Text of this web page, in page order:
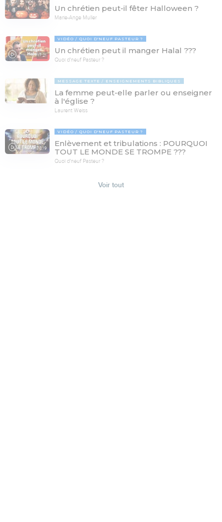
Un chrétien peut-il fêter Halloween ?
Marie-Ange Muller
17:21
VIDÉO QUOI D'NEUF PASTEUR ?
Un chrétien peut il manger Halal ???
Quoi d'neuf Pasteur ?
MESSAGE TEXTE ENSEIGNEMENTS BIBLIQUES
La femme peut-elle parler ou enseigner
à l'église ?
Laurent Weiss
78:19
VIDÉO QUOI D'NEUF PASTEUR ?
Enlèvement et tribulations : POURQUOI
TOUT LE MONDE SE TROMPE ???
Quoi d'neuf Pasteur ?
Voir tout